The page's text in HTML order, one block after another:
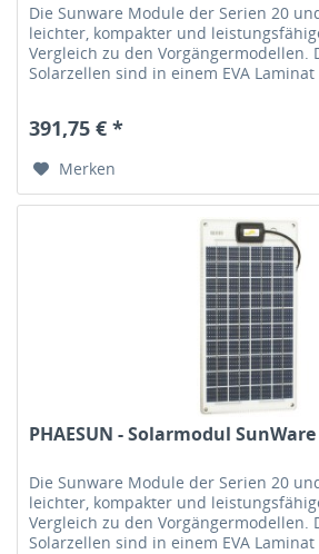
Die Sunware Module der Serien 20
leichter, kompakter und
Vergleich zu den Vorgängermodellen.
Solarzellen sind in einem EVA Laminat
391,75 € *
Merken
PHAESUN - Solarmodul SunWare
Die Sunware Module der Serien 20
leichter, kompakter und
Vergleich zu den Vorgängermodellen.
Solarzellen sind in einem EVA Laminat